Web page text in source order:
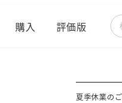
購入 評価版
検
夏季休業の